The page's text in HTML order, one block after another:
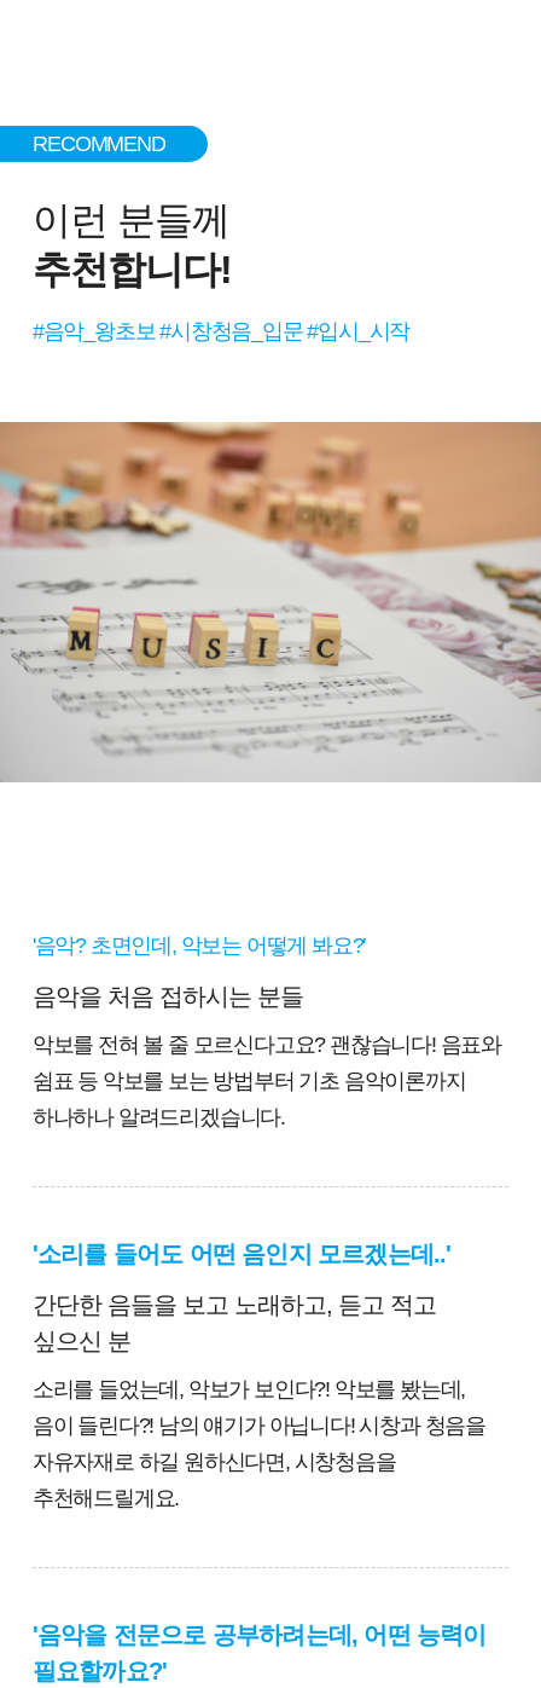
RECOMMEND
이런 분들께
추천합니다!
#음악_왕초보 #시창청음_입문 #입시_시작
'음악? 초면인데, 악보는 어떻게 봐요?'
음악을 처음 접하시는 분들
악보를 전혀 볼 줄 모르신다고요? 괜찮습니다! 음표와
쉼표 등 악보를 보는 방법부터 기초 음악이론까지
하나하나 알려드리겠습니다.
'소리를 들어도 어떤 음인지 모르겠는데..'
간단한 음들을 보고 노래하고, 듣고 적고
싶으신 분
소리를 들었는데, 악보가 보인다?! 악보를 봤는데,
음이 들린다?! 남의 얘기가 아닙니다! 시창과 청음을
자유자재로 하길 원하신다면, 시창청음을
추천해드릴게요.
'음악을 전문으로 공부하려는데, 어떤 능력이
필요할까요?'